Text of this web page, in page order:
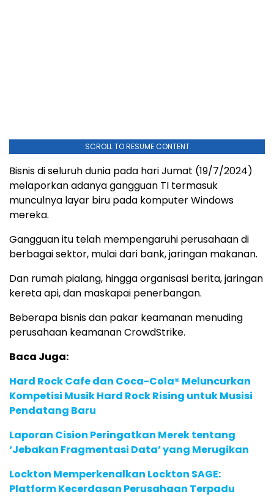
SCROLL TO RESUME CONTENT
Bisnis di seluruh dunia pada hari Jumat (19/7/2024)
melaporkan adanya gangguan TI termasuk
munculnya layar biru pada komputer Windows
mereka.
Gangguan itu telah mempengaruhi perusahaan di
berbagai sektor, mulai dari bank, jaringan makanan.
Dan rumah pialang, hingga organisasi berita, jaringan
kereta api, dan maskapai penerbangan.
Beberapa bisnis dan pakar keamanan menuding
perusahaan keamanan CrowdStrike.
Baca Juga:
Hard Rock Cafe dan Coca-Cola® Meluncurkan
Kompetisi Musik Hard Rock Rising untuk Musisi
Pendatang Baru
Laporan Cision Peringatkan Merek tentang
‘Jebakan Fragmentasi Data’ yang Merugikan
Lockton Memperkenalkan Lockton SAGE:
Platform Kecerdasan Perusahaan Terpadu